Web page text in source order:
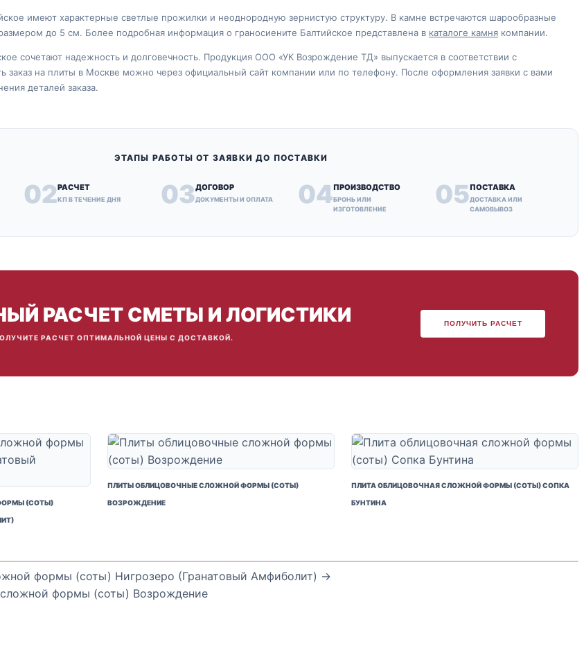
имеют характерные светлые прожилки и неоднородную зернистую структуру. В камне встречаются шарообразные
до 5 см. Более подробная информация о граносиените Балтийское представлена в каталоге камня компании.
сочетают надежность и долговечность. Продукция ООО «УК Возрождение ТД» выпускается в соответствии с
заказ на плиты в Москве можно через официальный сайт компании или по телефону. После оформления заявки с вами
деталей заказа.
ЭТАПЫ РАБОТЫ ОТ ЗАЯВКИ ДО ПОСТАВКИ
02РАСЧЕТ
КП В ТЕЧЕНИЕ ДНЯ 03ДОГОВОР
ДОКУМЕНТЫ И ОПЛАТА 04ПРОИЗВОДСТВО
БРОНЬ ИЛИ
ИЗГОТОВЛЕНИЕ
05ПОСТАВКА
ДОСТАВКА ИЛИ
САМОВЫВОЗ
РАСЧЕТ СМЕТЫ И ЛОГИСТИКИ
РАСЧЕТ ОПТИМАЛЬНОЙ ЦЕНЫ С ДОСТАВКОЙ.
ПОЛУЧИТЬ РАСЧЕТ
(СОТЫ)
ПЛИТЫ ОБЛИЦОВОЧНЫЕ СЛОЖНОЙ ФОРМЫ (СОТЫ)
ВОЗРОЖДЕНИЕ
ПЛИТА ОБЛИЦОВОЧНАЯ СЛОЖНОЙ ФОРМЫ (СОТЫ) СОПКА
БУНТИНА
формы (соты) Нигрозеро (Гранатовый Амфиболит) →
формы (соты) Возрождение